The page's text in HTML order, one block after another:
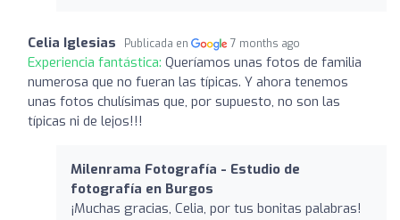
Celia Iglesias Publicada en 7 months ago
Experiencia fantástica: Queríamos unas fotos de familia
numerosa que no fueran las típicas. Y ahora tenemos
unas fotos chulísimas que, por supuesto, no son las
típicas ni de lejos!!!
Milenrama Fotografía - Estudio de
fotografía en Burgos
¡Muchas gracias, Celia, por tus bonitas palabras!